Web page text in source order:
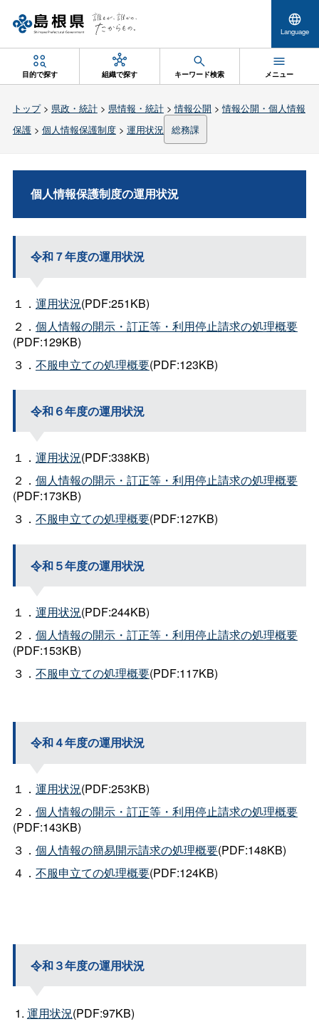
Language
目的で探す 組織で探す キーワード検索 メニュー
トップ> 県政・統計> 県情報・統計>情報公開 >情報公開・個人情報
保護> 個人情報保護制度> 運用状況 総務課
個人情報保護制度の運用状況
令和７年度の運用状況
１． 運用状況(PDF:251KB)
２． 個人情報の開示・訂正等・利用停止請求の処理概要
(PDF:129KB)
３． 不服申立ての処理概要(PDF:123KB)
令和６年度の運用状況
１． 運用状況(PDF:338KB)
２． 個人情報の開示・訂正等・利用停止請求の処理概要
(PDF:173KB)
３． 不服申立ての処理概要(PDF:127KB)
令和５年度の運用状況
１． 運用状況(PDF:244KB)
２． 個人情報の開示・訂正等・利用停止請求の処理概要
(PDF:153KB)
３． 不服申立ての処理概要(PDF:117KB)
令和４年度の運用状況
１． 運用状況(PDF:253KB)
２． 個人情報の開示・訂正等・利用停止請求の処理概要
(PDF:143KB)
３． 個人情報の簡易開示請求の処理概要(PDF:148KB)
４． 不服申立ての処理概要(PDF:124KB)
令和３年度の運用状況
運用状況(PDF:97KB)